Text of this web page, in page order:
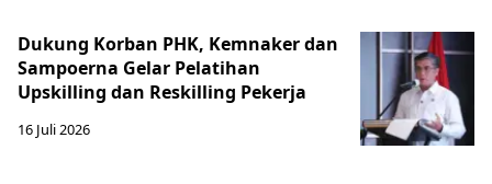
Dukung Korban PHK, Kemnaker dan
Sampoerna Gelar Pelatihan
Upskilling dan Reskilling Pekerja
16 Juli 2026